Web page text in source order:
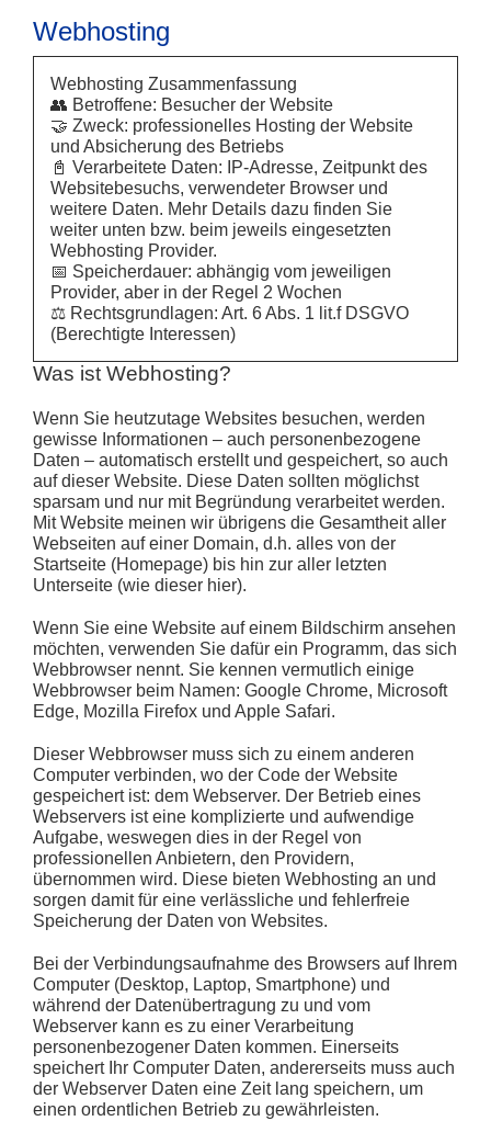
Webhosting
Webhosting Zusammenfassung
👥 Betroffene: Besucher der Website
🤝 Zweck: professionelles Hosting der Website
und Absicherung des Betriebs
📓 Verarbeitete Daten: IP-Adresse, Zeitpunkt des
Websitebesuchs, verwendeter Browser und
weitere Daten. Mehr Details dazu finden Sie
weiter unten bzw. beim jeweils eingesetzten
Webhosting Provider.
📅 Speicherdauer: abhängig vom jeweiligen
Provider, aber in der Regel 2 Wochen
⚖️ Rechtsgrundlagen: Art. 6 Abs. 1 lit.f DSGVO
(Berechtigte Interessen)
Was ist Webhosting?
Wenn Sie heutzutage Websites besuchen, werden
gewisse Informationen – auch personenbezogene
Daten – automatisch erstellt und gespeichert, so auch
auf dieser Website. Diese Daten sollten möglichst
sparsam und nur mit Begründung verarbeitet werden.
Mit Website meinen wir übrigens die Gesamtheit aller
Webseiten auf einer Domain, d.h. alles von der
Startseite (Homepage) bis hin zur aller letzten
Unterseite (wie dieser hier).
Wenn Sie eine Website auf einem Bildschirm ansehen
möchten, verwenden Sie dafür ein Programm, das sich
Webbrowser nennt. Sie kennen vermutlich einige
Webbrowser beim Namen: Google Chrome, Microsoft
Edge, Mozilla Firefox und Apple Safari.
Dieser Webbrowser muss sich zu einem anderen
Computer verbinden, wo der Code der Website
gespeichert ist: dem Webserver. Der Betrieb eines
Webservers ist eine komplizierte und aufwendige
Aufgabe, weswegen dies in der Regel von
professionellen Anbietern, den Providern,
übernommen wird. Diese bieten Webhosting an und
sorgen damit für eine verlässliche und fehlerfreie
Speicherung der Daten von Websites.
Bei der Verbindungsaufnahme des Browsers auf Ihrem
Computer (Desktop, Laptop, Smartphone) und
während der Datenübertragung zu und vom
Webserver kann es zu einer Verarbeitung
personenbezogener Daten kommen. Einerseits
speichert Ihr Computer Daten, andererseits muss auch
der Webserver Daten eine Zeit lang speichern, um
einen ordentlichen Betrieb zu gewährleisten.